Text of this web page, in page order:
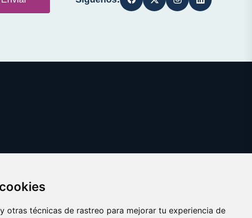
otras técnicas de rastreo para mejorar tu experiencia de